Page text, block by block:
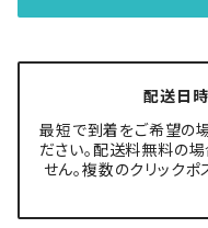
配送日
最短で到着をご希望の場
ださい。配送料無料の
せん。複数のクリック